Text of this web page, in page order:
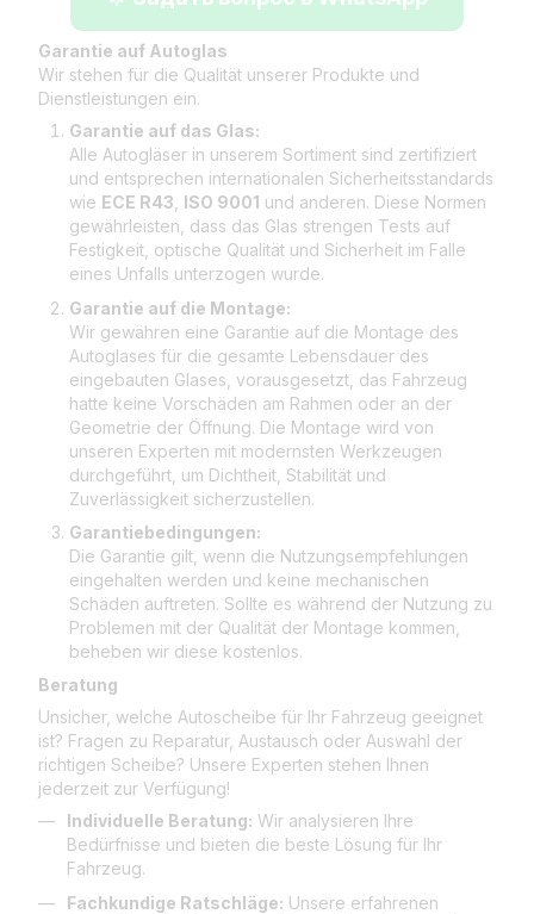
Garantie auf Autoglas
Wir stehen für die Qualität unserer Produkte und
Dienstleistungen ein.
Garantie auf das Glas:
Alle Autogläser in unserem Sortiment sind zertifiziert
und entsprechen internationalen Sicherheitsstandards
wie ECE R43 ISO 9001 und anderen. Diese Normen
gewährleisten, dass das Glas strengen Tests auf
Festigkeit, optische Qualität und Sicherheit im Falle
eines Unfalls unterzogen wurde.
Garantie auf die Montage:
Wir gewähren eine Garantie auf die Montage des
Autoglases für die gesamte Lebensdauer des
eingebauten Glases, vorausgesetzt, das Fahrzeug
hatte keine Vorschäden am Rahmen oder an der
Geometrie der Öffnung. Die Montage wird von
unseren Experten mit modernsten Werkzeugen
durchgeführt, um Dichtheit, Stabilität und
Zuverlässigkeit sicherzustellen.
Garantiebedingungen:
Die Garantie gilt, wenn die Nutzungsempfehlungen
eingehalten werden und keine mechanischen
Schäden auftreten. Sollte es während der Nutzung zu
Problemen mit der Qualität der Montage kommen,
beheben wir diese kostenlos.
Beratung
Unsicher, welche Autoscheibe für Ihr Fahrzeug geeignet
ist? Fragen zu Reparatur, Austausch oder Auswahl der
richtigen Scheibe? Unsere Experten stehen Ihnen
jederzeit zur Verfügung!
Individuelle Beratung: Wir analysieren Ihre
Bedürfnisse und bieten die beste Lösung für Ihr
Fahrzeug.
Fachkundige Ratschläge: Unsere erfahrenen